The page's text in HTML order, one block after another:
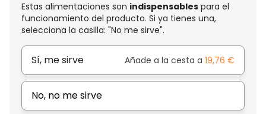
Estas alimentaciones son indispensables para el
funcionamiento del producto. Si ya tienes una,
selecciona la casilla: "No me sirve".
Sí, me sirve Añade a la cesta a 19,76 €
No, no me sirve